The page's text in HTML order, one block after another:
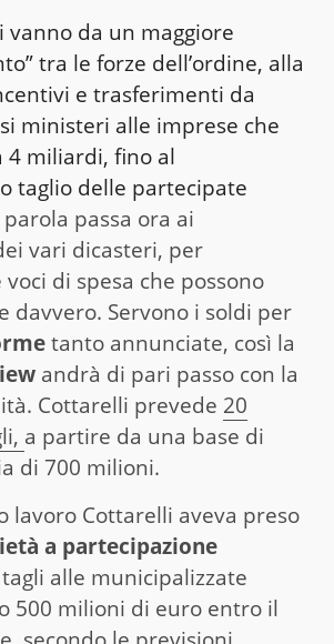
vanno da un maggiore
tra le forze dell’ordine, alla
e trasferimenti da
ministeri alle imprese che
4 miliardi, fino al
taglio delle partecipate
parola passa ora ai
vari dicasteri, per
di spesa che possono
davvero. Servono i soldi per
tanto annunciate, così la
andrà di pari passo con la
Cottarelli prevede 20
a partire da una base di
di 700 milioni.
lavoro Cottarelli aveva preso
a partecipazione
alle municipalizzate
500 milioni di euro entro il